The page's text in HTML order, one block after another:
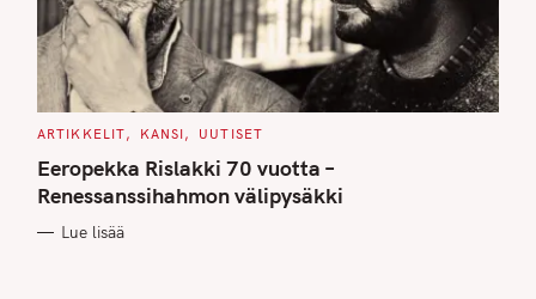
C
T
E
G
O
I
ARTIKKELIT KANSI UUTISET
Eeropekka Rislakki 70 vuotta –
Renessanssihahmon välipysäkki
Lue lisää